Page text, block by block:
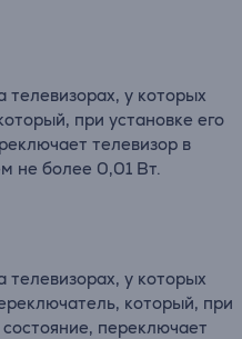
у которых
при установке его
телевизор в
не более 0,01 Вт.
у которых
который, при
переключает